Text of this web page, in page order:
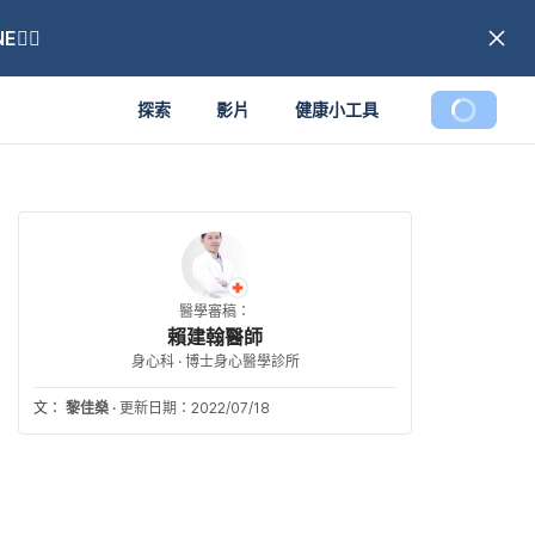
探索 影片 健康小工具
醫學審稿：
賴建翰醫師
身心科 · 博士身心醫學診所
文： 黎佳燊 · 更新日期：2022/07/18